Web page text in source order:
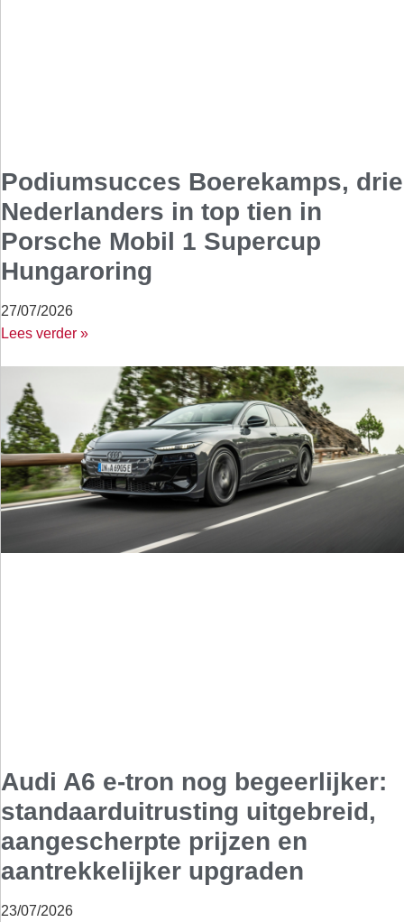
Podiumsucces Boerekamps, drie
Nederlanders in top tien in
Porsche Mobil 1 Supercup
Hungaroring
27/07/2026
Lees verder »
Audi A6 e-tron nog begeerlijker:
standaarduitrusting uitgebreid,
aangescherpte prijzen en
aantrekkelijker upgraden
23/07/2026